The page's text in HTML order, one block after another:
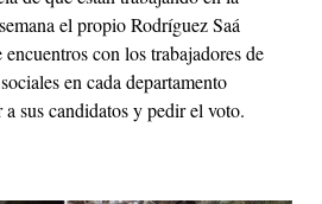
el propio Rodríguez Saá
con los trabajadores de
en cada departamento
sus candidatos y pedir el voto.